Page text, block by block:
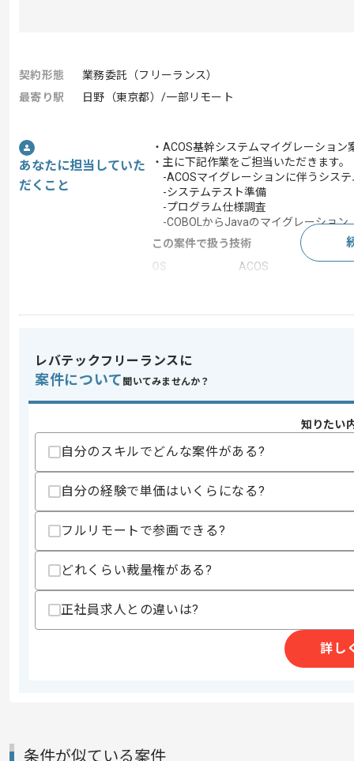
契約形態
業務委託（フリーランス）
最寄り駅
日野（東京都）/一部リモート
あなたに担当していた
だくこと
・ACOS基幹システムマイグレーショ
・主に下記作業をご担当いただきます。
-ACOSマイグレーションに伴うシス
-システムテスト準備
-プログラム仕様調査
-COBOLからJavaのマイグレーション
この案件で扱う技術
OS
ACOS
業務内容
システム開発
スキル
求めるスキル
・COBOLのSE相当の知見
・COBOLとJCLの経験
歓迎スキル
・ACOS4の経験
スキルに不安がある方へ
上記に似た経験やスキルをお持ちであれば申
商談回数
1回
レバテックでの実績がある企業の案件
レバテックフリーランスに
案件について 聞いてみませんか？
知りたい
自分のスキルでどんな案件がある?
自分の経験で単価はいくらになる?
フルリモートで参画できる?
どれくらい裁量権がある?
正社員求人との違いは?
詳し
条件が似ている案件